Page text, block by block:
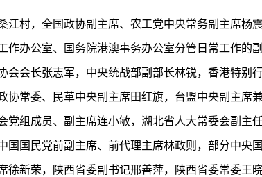
江村，全国政协副主席、农工党中央常务副主席杨
作办公室、国务院港澳事务办公室分管日常工作的
会会长张志军，中央统战部副部长林锐，香港特别
协常委、民革中央副主席田红旗，台盟中央副主席
党组成员、副主席连小敏，湖北省人大常委会副主
国国民党前副主席、前代理主席林政则，部分中央
徐新荣，陕西省委副书记邢善萍，陕西省委常委王